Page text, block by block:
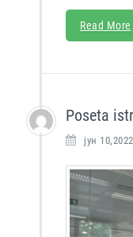
Read More
Poseta
јун 10,2022